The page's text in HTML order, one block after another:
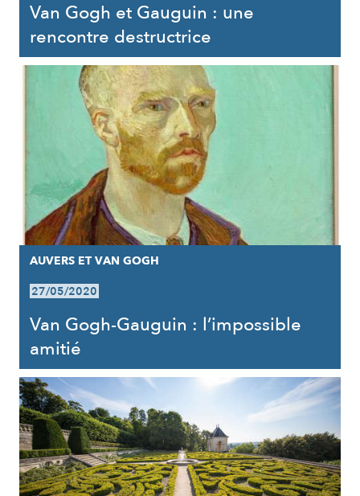
Van Gogh et Gauguin : une
rencontre destructrice
AUVERS ET VAN GOGH
27/05/2020
Van Gogh-Gauguin : l’impossible
amitié